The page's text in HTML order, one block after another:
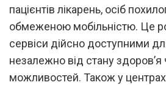
пацієнтів лікарень, осіб
обмеженою мобільністю. Це
сервіси дійсно доступними
незалежно від стану здоров’я
можливостей. Також у центрах